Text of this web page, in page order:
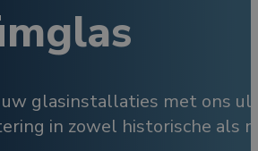
glasinstallaties met ons
in zowel historische als